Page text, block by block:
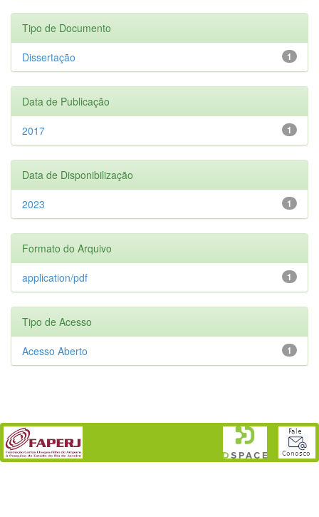
Tipo de Documento
1
Dissertação
Data de Publicação
1
2017
Data de Disponibilização
1
2023
Formato do Arquivo
1
application/pdf
Tipo de Acesso
1
Acesso Aberto